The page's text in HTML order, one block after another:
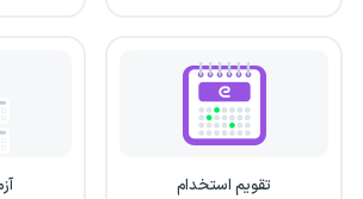
تقویم استخدام